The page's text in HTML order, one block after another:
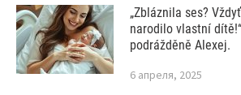
„Zbláznila ses?
narodilo vlastní
podrážděně Alexej.
6 апреля, 2025